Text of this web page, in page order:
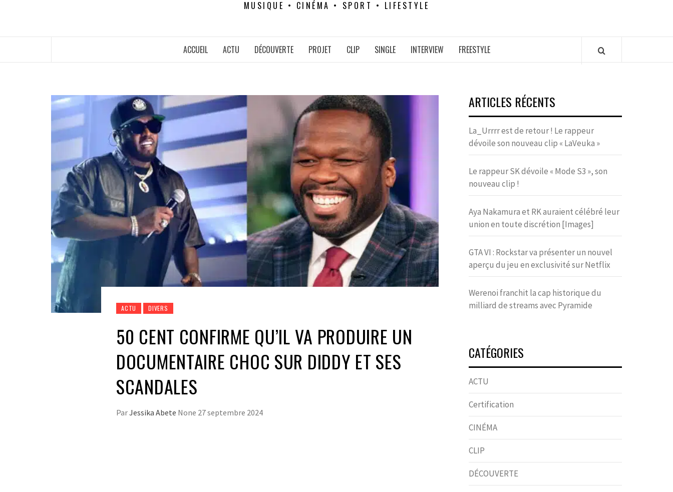
MUSIQUE • CINÉMA • SPORT • LIFESTYLE
ACCUEIL ACTU DÉCOUVERTE PROJET CLIP SINGLE INTERVIEW FREESTYLE
ACTU DIVERS
50 CENT CONFIRME QU’IL VA PRODUIRE UN
DOCUMENTAIRE CHOC SUR DIDDY ET SES
SCANDALES
ParJessika Abete None 27 septembre 2024
ARTICLES RÉCENTS
La_Urrrr est de retour ! Le rappeur
dévoile son nouveau clip « LaVeuka »
Le rappeur SK dévoile « Mode S3 », son
nouveau clip !
Aya Nakamura et RK auraient célébré leur
union en toute discrétion [Images]
GTA VI : Rockstar va présenter un nouvel
aperçu du jeu en exclusivité sur Netflix
Werenoi franchit la cap historique du
milliard de streams avec Pyramide
CATÉGORIES
ACTU
Certification
CINÉMA
CLIP
DÉCOUVERTE